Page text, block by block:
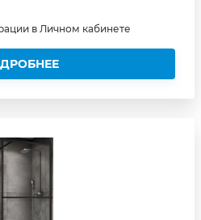
в Личном кабинете